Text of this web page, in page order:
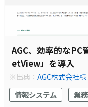
AGC、効率的なPC
etView」を導入
※出典：AGC株式会社
産管理ソフトなら『
情報システム 業務